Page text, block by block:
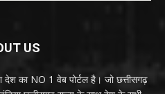
US
का NO 1 वेब पोर्टल है। जो छत्तीसगढ़